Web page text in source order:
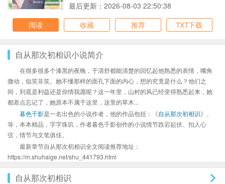
最后更新：2026-08-03 22:50:38
阅读
收藏 推荐 TXT下载
自从那次初相识小说简介
在很多很多个漆黑的夜晚，于清舒都能清楚的回忆起他熟悉的表情，嘴角
微动，似笑非笑。她不懂那样的面孔下面的内心，想的究竟是什么？他们之
间，到底是利益还是你情我愿呢？这一年里，山村的风已经变得熟悉起来，她
都差点忘记了，她原本不属于这里，这里的草木...
暮色千影是一名出色的小说作者，他的作品包括：《自从那次初相识》、
等，本本精品，字字珠玑，作者暮色千影创作的小说情节跌宕起伏、扣人心
弦，情节与文笔俱佳。
最新章节自从那次初相识全文阅读推荐地址：
https://m.shuhaige.net/shu_441793.html
自从那次初相识